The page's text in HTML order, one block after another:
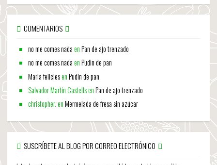
COMENTARIOS
no me comes nadaenPan de ajo trenzado
no me comes nadaenPudin de pan
Maria feliciesenPudin de pan
Salvador Martín CastellsenPan de ajo trenzado
christopher.enMermelada de fresa sin azúcar
SUSCRÍBETE AL BLOG POR CORREO ELECTRÓNICO